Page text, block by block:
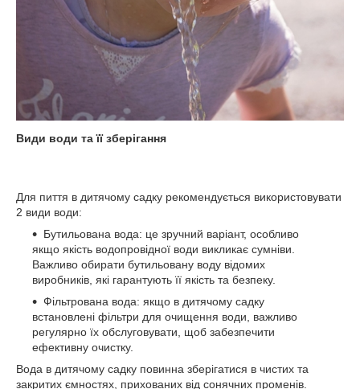
Види води та її зберігання
Для пиття в дитячому садку рекомендується використовувати
2 види води:
Бутильована вода: це зручний варіант, особливо
якщо якість водопровідної води викликає сумніви.
Важливо обирати бутильовану воду відомих
виробників, які гарантують її якість та безпеку.
Фільтрована вода: якщо в дитячому садку
встановлені фільтри для очищення води, важливо
регулярно їх обслуговувати, щоб забезпечити
ефективну очистку.
Вода в дитячому садку повинна зберігатися в чистих та
закритих ємностях, прихованих від сонячних променів.